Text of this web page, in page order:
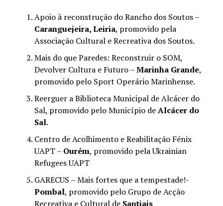
Apoio à reconstrução do Rancho dos Soutos –
Caranguejeira, Leiria, promovido pela
Associação Cultural e Recreativa dos Soutos.
Mais do que Paredes: Reconstruir o SOM,
Devolver Cultura e Futuro –Marinha Grande,
promovido pelo Sport Operário Marinhense.
Reerguer a Biblioteca Municipal de Alcácer do
Sal, promovido pelo Município deAlcácer do
Sal.
Centro de Acolhimento e Reabilitação Fénix
UAPT – Ourém, promovido pela Ukrainian
Refugees UAPT
GARECUS – Mais fortes que a tempestade!-
Pombal, promovido pelo Grupo de Acção
Recreativa e Cultural deSantiais